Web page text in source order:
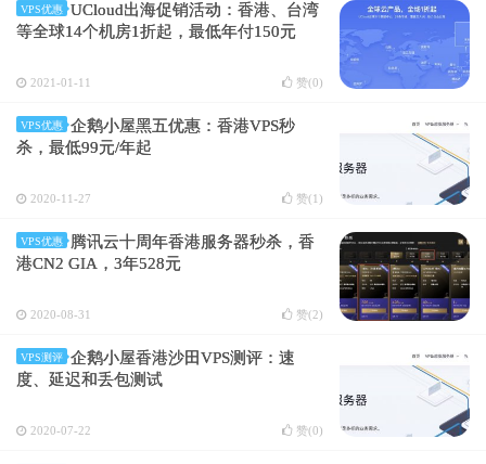
VPS优惠
UCloud出海促销活动：香港、台湾
等全球14个机房1折起，最低年付150元
2021-01-11 赞(0)
VPS优惠
企鹅小屋黑五优惠：香港VPS秒
杀，最低99元/年起
2020-11-27 赞(1 )
VPS优惠
腾讯云十周年香港服务器秒杀，香
港CN2 GIA，3年528元
2020-08-31 赞(2)
VPS测评
企鹅小屋香港沙田VPS测评：速
度、延迟和丢包测试
2020-07-22 赞(0)